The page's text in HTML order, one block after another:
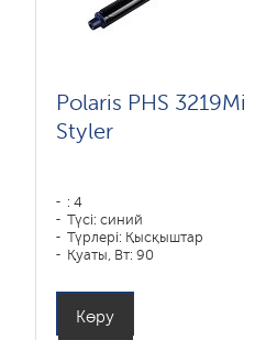
Polaris PHS 3219Mi
Styler
: 4
Түсі: синий
Түрлері: Қысқыштар
Қуаты, Вт: 90
Көру